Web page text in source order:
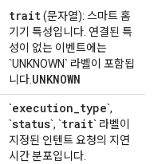
trait(문자열): 스마트 홈
기기 특성입니다. 연결된 특
성이 없는 이벤트에는
`UNKNOWN` 라벨이 포함됩
니다. UNKNOWN
`execution_type`,
`status`, `trait` 라벨이
지정된 인텐트 요청의 지연
시간 분포입니다.